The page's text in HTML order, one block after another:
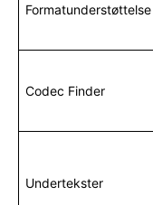
Formatunderstøttelse
Codec Finder
Undertekster